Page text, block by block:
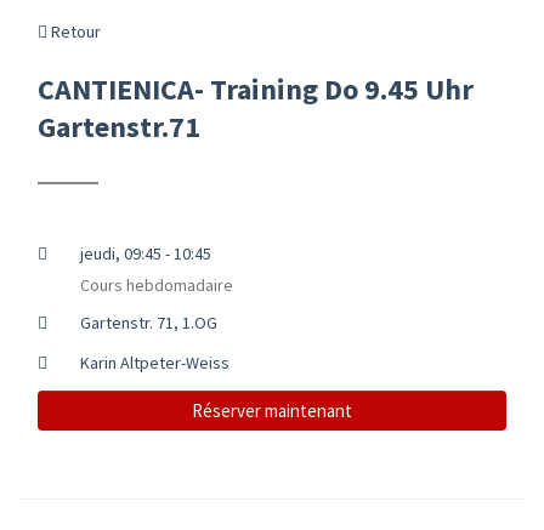
Retour
CANTIENICA- Training Do 9.45 Uhr
Gartenstr.71
jeudi, 09:45 - 10:45
Cours hebdomadaire
Gartenstr. 71, 1.OG
Karin Altpeter-Weiss
Réserver maintenant